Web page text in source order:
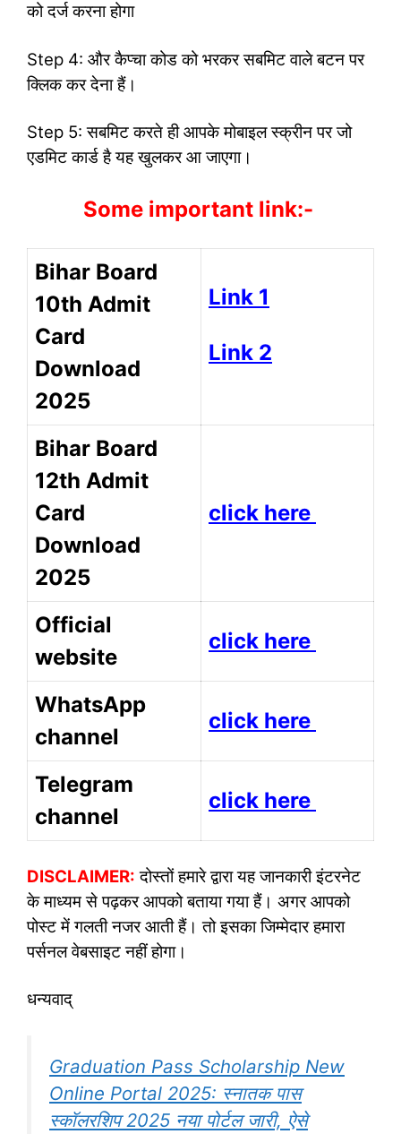
को दर्ज करना होगा
Step 4: और कैप्चा कोड को भरकर सबमिट वाले बटन पर
क्लिक कर देना हैं।
Step 5: सबमिट करते ही आपके मोबाइल स्क्रीन पर जो
एडमिट कार्ड है यह खुलकर आ जाएगा।
Some important link:-
Bihar Board
10th Admit
Card
Download
2025
Link 1
Link 2
Bihar Board
12th Admit
Card
Download
2025
click here
Official
website
click here
WhatsApp
channel
click here
Telegram
channel
click here
DISCLAIMER: दोस्तों हमारे द्वारा यह जानकारी इंटरनेट
के माध्यम से पढ़कर आपको बताया गया हैं। अगर आपको
पोस्ट में गलती नजर आती हैं। तो इसका जिम्मेदार हमारा
पर्सनल वेबसाइट नहीं होगा।
धन्यवाद्
Graduation Pass Scholarship New
Online Portal 2025: स्नातक पास
स्कॉलरशिप 2025 नया पोर्टल जारी, ऐसे